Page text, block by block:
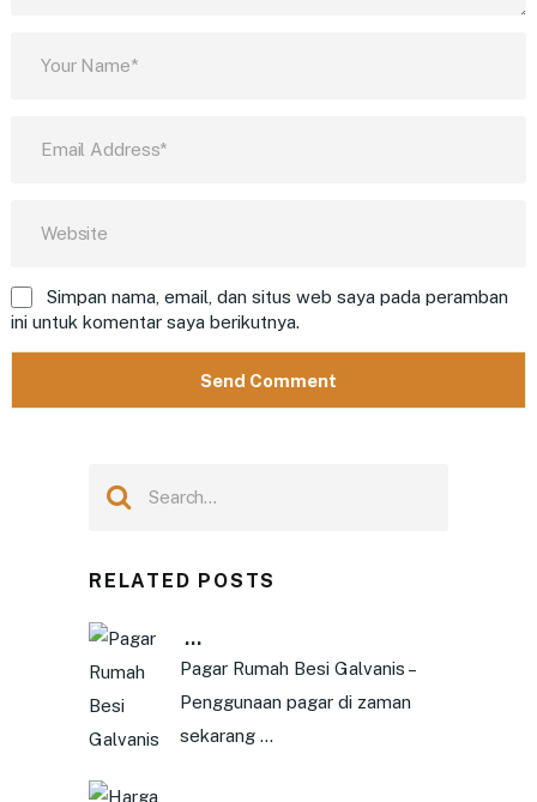
Simpan nama, email, dan situs web saya pada peramban
ini untuk komentar saya berikutnya.
RELATED POSTS
…
Pagar Rumah Besi Galvanis –
Penggunaan pagar di zaman
sekarang …